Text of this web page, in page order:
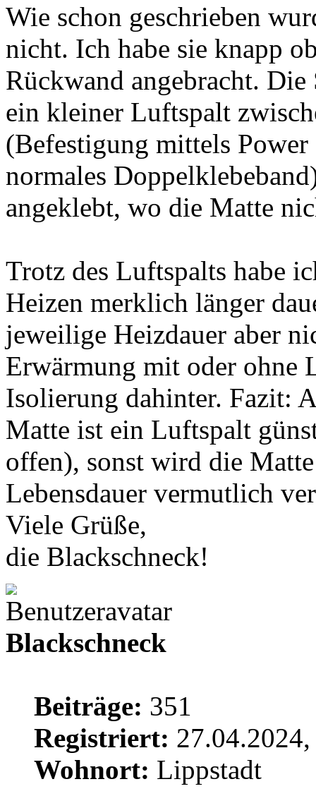
Wie schon geschrieben
nicht. Ich habe sie knapp
Rückwand angebracht.
ein kleiner Luftspalt
(Befestigung mittels
normales
angeklebt, wo die Matte
Trotz des Luftspalts habe
Heizen merklich länger
jeweilige Heizdauer aber
Erwärmung mit oder ohne
Isolierung dahinter. Fazit:
Matte ist ein Luftspalt
offen), sonst wird die
Lebensdauer vermutlich
Viele Grüße,
die Blackschneck!
Blackschneck
Beiträge: 351
Registriert:
Wohnort: Lippstadt